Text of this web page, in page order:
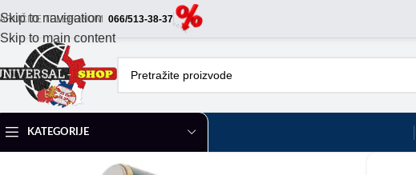
Skip to navigation
Skip to main content
TELEFONOM 066/513-38-37
KATEGORIJE